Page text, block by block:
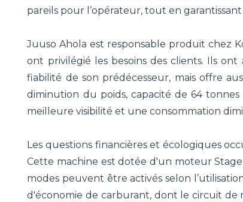
pareils pour l’opérateur, tout en
Juuso Ahola est responsable produit chez
ont privilégié les besoins des clients. Ils
fiabilité de son prédécesseur, mais offre
diminution du poids, capacité de 64
meilleure visibilité et une consommation
Les questions financières et écologiques
Cette machine est dotée d'un moteur
modes peuvent être activés selon
d'économie de carburant, dont le circuit